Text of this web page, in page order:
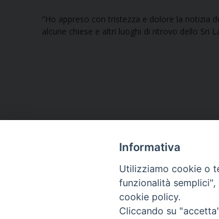
“Ho appreso con tristezza e dolore la notizia
alcune chiese e altri luoghi di ritrovo dello Sri
Informativa
Utilizziamo cookie o
funzionalità
cookie policy.
Cliccando su